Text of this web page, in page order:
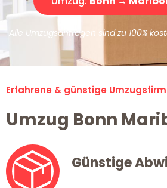
Alle Umzugsanfragen sind zu 100%
Erfahrene & günstige
Umzug Bonn
Günstige